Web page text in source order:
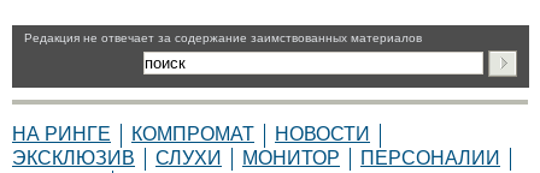
Pедакция не отвечает за содержание заимствованных материалов
НА РИНГЕ КОМПРОМАТ
НОВОСТИ
ЭКСКЛЮЗИВ
СЛУХИ МОНИТОР
ПЕРСОНАЛИИ